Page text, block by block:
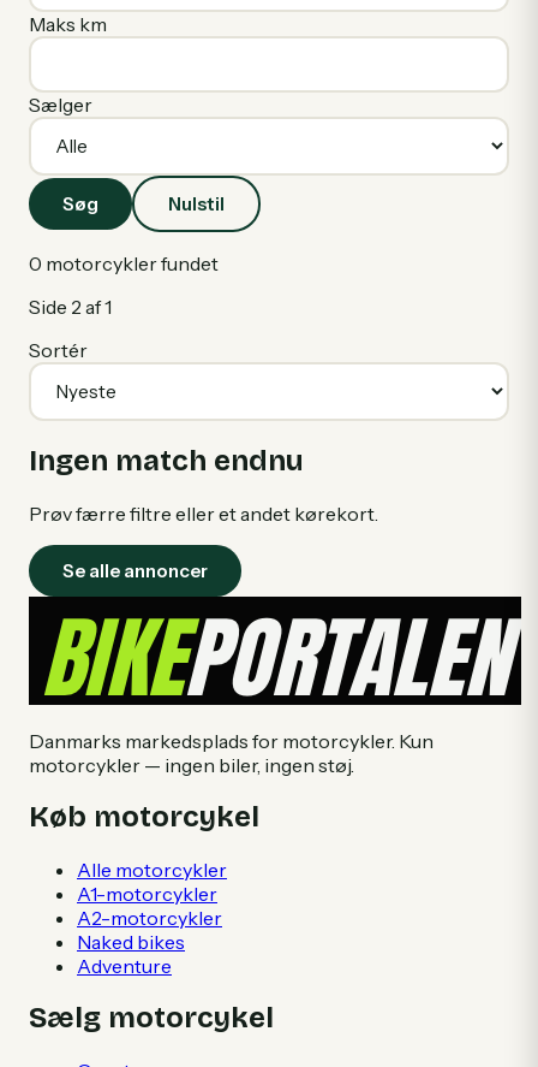
Maks km
Sælger
Søg Nulstil
0 motorcykler fundet
Side 2 af1
Sortér
Ingen match endnu
Prøv færre filtre eller et andet kørekort.
Se alle annoncer
Danmarks markedsplads for motorcykler. Kun
motorcykler — ingen biler, ingen støj.
Køb motorcykel
Alle motorcykler
A1-motorcykler
A2-motorcykler
Naked bikes
Adventure
Sælg motorcykel